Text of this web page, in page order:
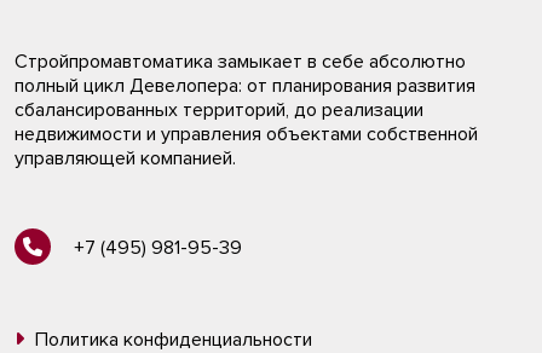
Стройпромавтоматика замыкает в себе абсолютно
полный цикл Девелопера: от планирования развития
сбалансированных территорий, до реализации
недвижимости и управления объектами собственной
управляющей компанией.
+7 (495) 981-95-39
Политика конфиденциальности